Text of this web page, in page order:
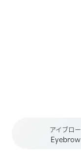
アイブロー
Eyebrow